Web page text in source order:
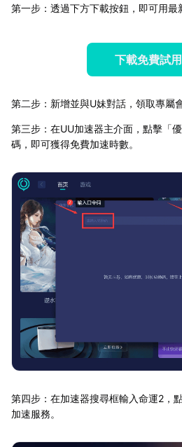
第一步：透過下方下載按鈕，即可用最
下載免費試
第二步：新增並與U妹對話，領取專屬
第三步：在UU加速器主介面，點擊「
碼，即可獲得免費加速時數。
第四步：在加速器搜尋框輸入命運2，
加速服務。